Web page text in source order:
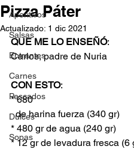
Aperitivos
Salsas
Entrantes
Carnes
Pescados
Dulces
Sopas
Pizza Páter
Actualizado: 1 dic 2021
QUE ME LO ENSEÑÓ:
Carlos, padre de Nuria
CON ESTO:
* 680
  de harina fuerza (340 gr)
* 480 gr de agua (240 gr)
* 12 gr de levadura fresca (6